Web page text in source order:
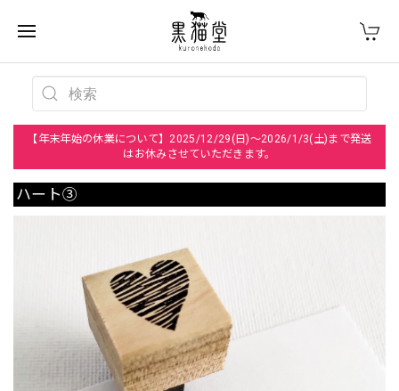
【年末年始の休業について】2025/12/29(日)～2026/1/3(土)まで発送
はお休みさせていただきます。
ハート③